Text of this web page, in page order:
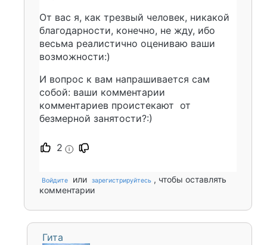
От вас я, как трезвый человек, никакой
благодарности, конечно, не жду, ибо
весьма реалистично оцениваю ваши
возможности:)
И вопрос к вам напрашивается сам
собой: ваши комментарии
комментариев проистекают от
безмерной занятости?:)
2 i
Войдите или зарегистрируйтесь , чтобы оставлять
комментарии
Гита